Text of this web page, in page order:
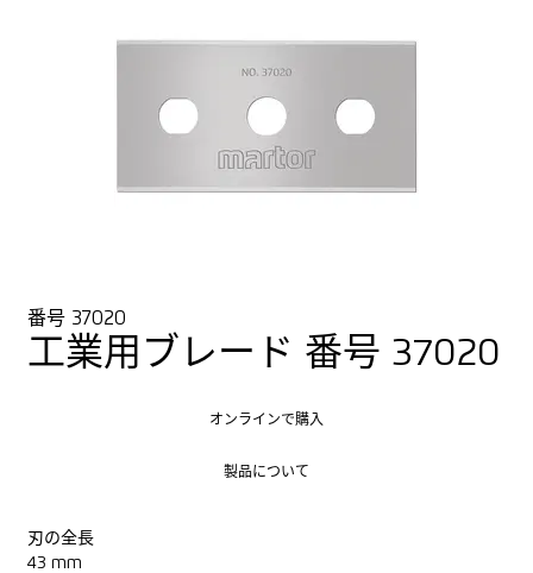
番号 37020
工業用ブレード 番号 37020
オンラインで購入
製品について
刃の全長
43 mm